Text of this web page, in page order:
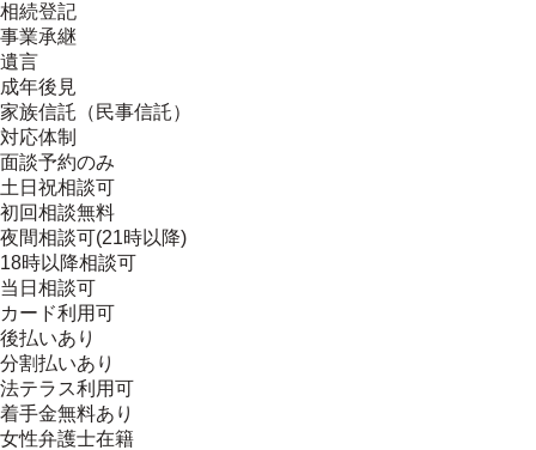
相続登記
事業承継
遺言
成年後見
家族信託（民事信託）
対応体制
面談予約のみ
土日祝相談可
初回相談無料
夜間相談可(21時以降)
18時以降相談可
当日相談可
カード利用可
後払いあり
分割払いあり
法テラス利用可
着手金無料あり
女性弁護士在籍